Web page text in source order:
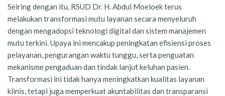
Seiring dengan itu, RSUD Dr. H. Abdul Moeloek terus
melakukan transformasi mutu layanan secara menyeluruh
dengan mengadopsi teknologi digital dan sistem manajemen
mutu terkini. Upaya ini mencakup peningkatan efisiensi proses
pelayanan, pengurangan waktu tunggu, serta penguatan
mekanisme pengaduan dan tindak lanjut keluhan pasien.
Transformasi ini tidak hanya meningkatkan kualitas layanan
klinis, tetapi juga memperkuat akuntabilitas dan transparansi